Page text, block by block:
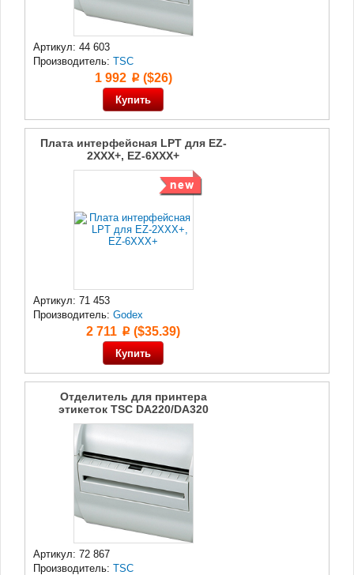
Артикул: 44 603
Производитель: TSC
1 992 p($26)
Плата интерфейсная LPT для EZ-
2XXX+, EZ-6XXX+
Артикул: 71 453
Производитель: Godex
2 711 p ($35.39)
Отделитель для принтера
этикеток TSC DA220/DA320
Артикул: 72 867
Производитель: TSC